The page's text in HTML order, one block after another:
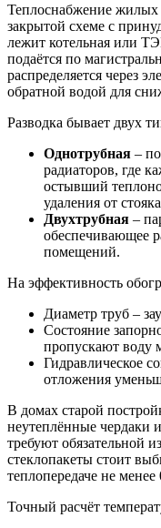
Теплоснабжение жилых
закрытой схеме с
лежит котельная или
подаётся по
распределяется через
обратной водой для
Разводка бывает двух
Однотрубная –
радиаторов, где
остывший
удаления от
Двухтрубная –
обеспечивающее
помещений.
На эффективность
Диаметр труб –
Состояние
пропускают воду
Гидравлическое
отложения
В домах старой
неутеплённые
требуют обязательной
стеклопакеты стоит
теплопередаче не менее
Точный расчёт